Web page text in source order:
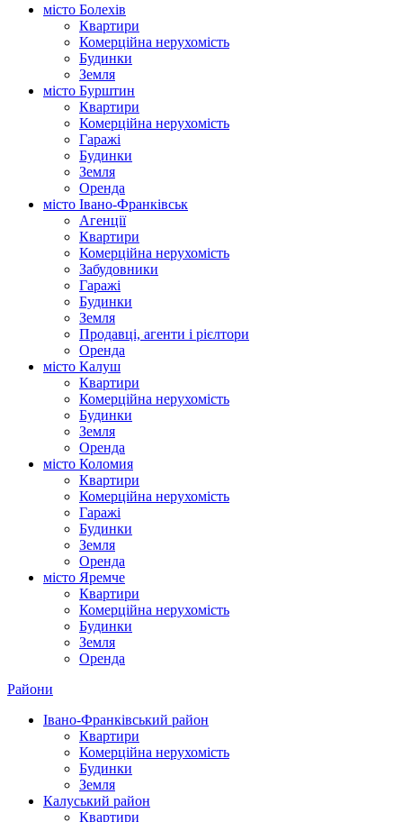
місто Болехів
Квартири
Комерційна нерухомість
Будинки
Земля
місто Бурштин
Квартири
Комерційна нерухомість
Гаражі
Будинки
Земля
Оренда
місто Івано-Франківськ
Агенції
Квартири
Комерційна нерухомість
Забудовники
Гаражі
Будинки
Земля
Продавці, агенти і рієлтори
Оренда
місто Калуш
Квартири
Комерційна нерухомість
Будинки
Земля
Оренда
місто Коломия
Квартири
Комерційна нерухомість
Гаражі
Будинки
Земля
Оренда
місто Яремче
Квартири
Комерційна нерухомість
Будинки
Земля
Оренда
Райони
Івано-Франківський район
Квартири
Комерційна нерухомість
Будинки
Земля
Калуський район
Квартири